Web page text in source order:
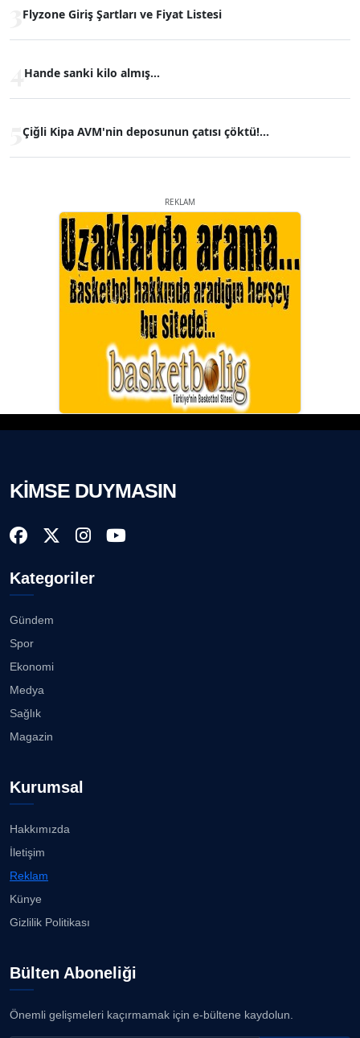
Flyzone Giriş Şartları ve Fiyat Listesi
Hande sanki kilo almış...
Çiğli Kipa AVM'nin deposunun çatısı çöktü!...
REKLAM
KİMSE DUYMASIN
Kategoriler
Gündem
Spor
Ekonomi
Medya
Sağlık
Magazin
Kurumsal
Hakkımızda
İletişim
Reklam
Künye
Gizlilik Politikası
Bülten Aboneliği
Önemli gelişmeleri kaçırmamak için e-bültene kaydolun.